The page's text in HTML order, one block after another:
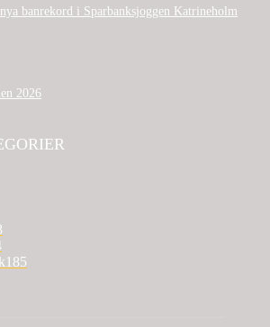
banrekord i Sparbanksjoggen Katrineholm
2026
185